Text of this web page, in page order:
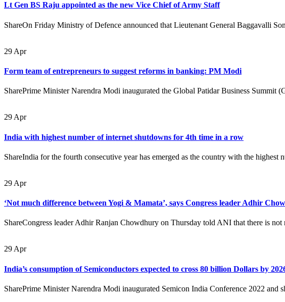
Lt Gen BS Raju appointed as the new Vice Chief of Army Staff
ShareOn Friday Ministry of Defence announced that Lieutenant General Baggavalli
29 Apr
Form team of entrepreneurs to suggest reforms in banking: PM Modi
SharePrime Minister Narendra Modi inaugurated the Global Patidar Business Summit
29 Apr
India with highest number of internet shutdowns for 4th time in a row
ShareIndia for the fourth consecutive year has emerged as the country with the highest
29 Apr
‘Not much difference between Yogi & Mamata’, says Congress leader Adhir
ShareCongress leader Adhir Ranjan Chowdhury on Thursday told ANI that there is
29 Apr
India’s consumption of Semiconductors expected to cross 80 billion Dollars by
SharePrime Minister Narendra Modi inaugurated Semicon India Conference 2022 and